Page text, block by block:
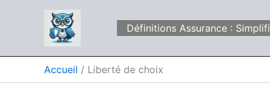
Définitions Assurance :
Accueil Liberté de choix